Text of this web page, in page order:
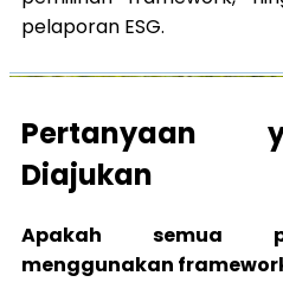
pelaporan ESG.
Pertanyaan
Diajukan
Apakah semua
menggunakan